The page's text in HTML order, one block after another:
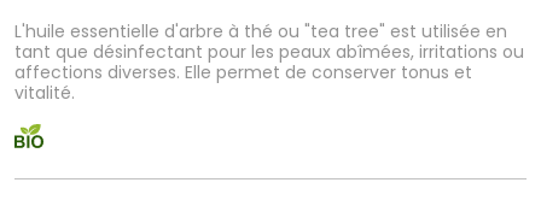
L'huile essentielle d'arbre à thé ou "tea tree" est utilisée en
tant que désinfectant pour les peaux abîmées, irritations ou
affections diverses. Elle permet de conserver tonus et
vitalité.